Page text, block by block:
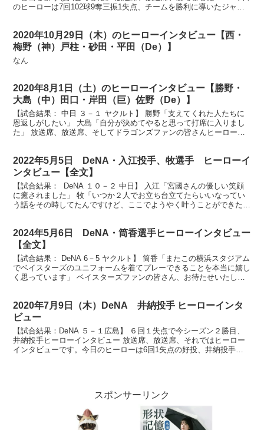
のヒーローは7回102球9奪三振1失点、チームを勝利に導いたジャク
2020年10月29日（木）のヒーローインタビュー【西・
梅野（神）戸柱・砂田・平田（De）】
なん
2020年8月1日（土）のヒーローインタビュー【勝野・
大島（中）田口・岸田（巨）佐野（De）】
【試合結果： 中日 ３－１ ヤクルト】 勝野「支えてくれた人たちに
恩返しがしたい」 大島「自分が決めてやると思って打席に入りまし
た」 放送席、放送席、そしてドラゴンズファンの皆さんヒーローイ
2022年5月5日 DeNA・入江投手、牧選手 ヒーローイ
ンタビュー【全文】
【試合結果： DeNA １０－２ 中日】 入江「宮國さんの優しい笑顔
に癒されました」 牧「いつか２人でお立ち台立てたらいいなってい
う話をその時してたんですけど、ここでようやく叶うことができた」
2024年5月6日 DeNA・筒香選手ヒーローインタビュー
【全文】
【試合結果： DeNA 6－5 ヤクルト】 筒香「またこの横浜スタジアム
でベイスターズのユニフォームを着てプレーできることを本当に嬉し
く思っています」 ベイスターズファンの皆さん、お待たせいたしま
2020年7月9日（木）DeNA 井納投手 ヒーローインタ
ビュー
【試合結果：DeNA ５－１広島】 ６回１失点で今シーズン２勝目、
井納投手ヒーローインタビュー 放送席、放送席、それではヒーロー
インタビューです。今日のヒーローは6回1失点の好投、井納投手で
スポンサーリンク